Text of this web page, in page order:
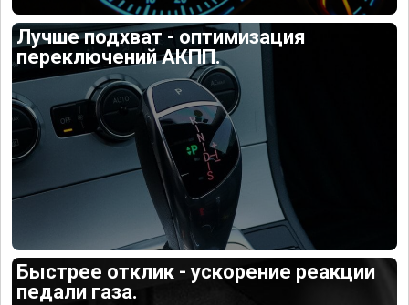
Лучше подхват - оптимизация
переключений АКПП.
Быстрее отклик - ускорение реакции
педали газа.